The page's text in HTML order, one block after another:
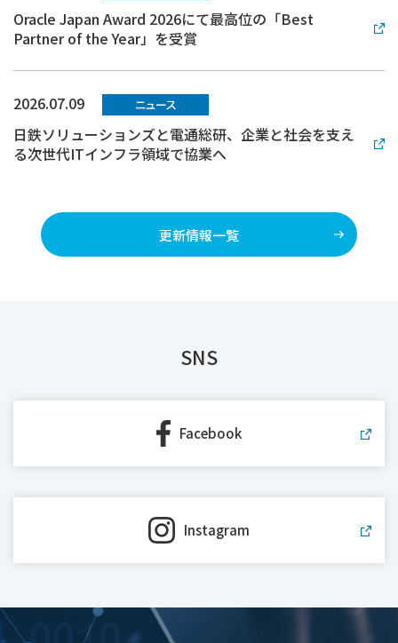
Oracle Japan Award 2026にて最高位の「Best
Partner of the Year」を受賞
2026.07.09 ニュース
日鉄ソリューションズと電通総研、企業と社会を支え
る次世代ITインフラ領域で協業へ
更新情報一覧
SNS
Facebook
Instagram